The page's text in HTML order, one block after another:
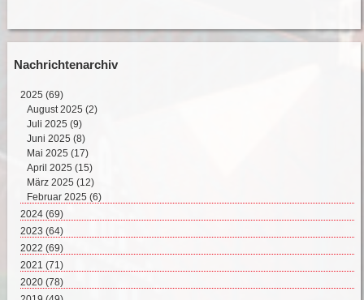
Nachrichtenarchiv
2025 (69)
August 2025 (2)
Juli 2025 (9)
Juni 2025 (8)
Mai 2025 (17)
April 2025 (15)
März 2025 (12)
Februar 2025 (6)
2024 (69)
Dezember 2024 (2)
November 2024 (11)
Oktober 2024 (7)
September 2024 (4)
August 2024 (4)
2023 (64)
Dezember 2023 (2)
November 2023 (8)
Oktober 2023 (4)
September 2023 (4)
2022 (69)
Dezember 2022 (8)
November 2022 (4)
Oktober 2022 (10)
2021 (71)
Dezember 2021 (8)
November 2021 (7)
2020 (78)
Dezember 2020 (7)